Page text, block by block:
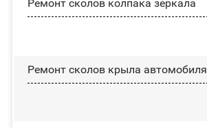
Ремонт сколов колпака зеркала
Ремонт сколов крыла автомобиля